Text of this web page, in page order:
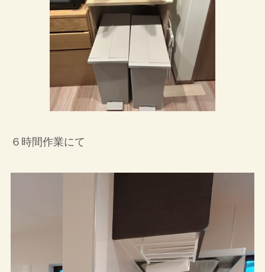
６時間作業にて